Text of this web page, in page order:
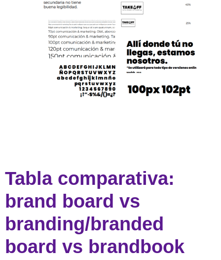
Tabla comparativa:
brand board vs
branding/branded
board vs brandbook